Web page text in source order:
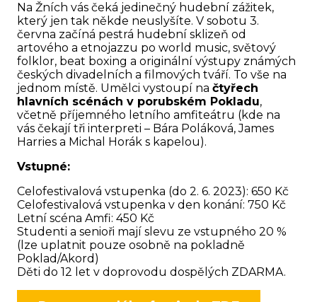
Na Žních vás čeká jedinečný hudební zážitek,
který jen tak někde neuslyšíte. V sobotu 3.
června začíná pestrá hudební sklizeň od
artového a etnojazzu po world music, světový
folklor, beat boxing a originální výstupy známých
českých divadelních a filmových tváří. To vše na
jednom místě. Umělci vystoupí na čtyřech
hlavních scénách v porubském Pokladu,
včetně příjemného letního amfiteátru (kde na
vás čekají tři interpreti – Bára Poláková, James
Harries a Michal Horák s kapelou).
Vstupné:
Celofestivalová vstupenka (do 2. 6. 2023): 650 Kč
Celofestivalová vstupenka v den konání: 750 Kč
Letní scéna Amfi: 450 Kč
Studenti a senioři mají slevu ze vstupného 20 %
(lze uplatnit pouze osobně na pokladně
Poklad/Akord)
Děti do 12 let v doprovodu dospělých ZDARMA.